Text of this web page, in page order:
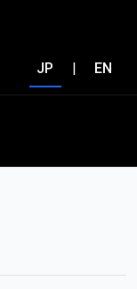
JP | EN